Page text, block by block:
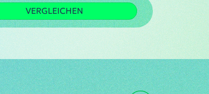
VERGLEICHEN